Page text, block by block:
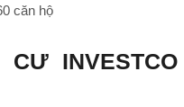
căn hộ
CƯ